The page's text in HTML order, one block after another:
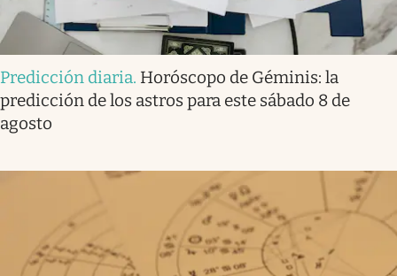
Predicción diaria. Horóscopo de Géminis: la
predicción de los astros para este sábado 8 de
agosto